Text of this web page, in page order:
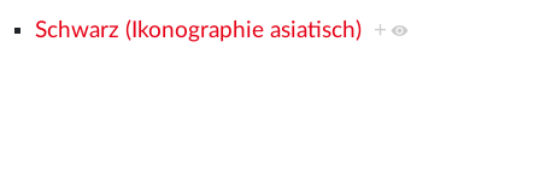
Schwarz (Ikonographie asiatisch) +